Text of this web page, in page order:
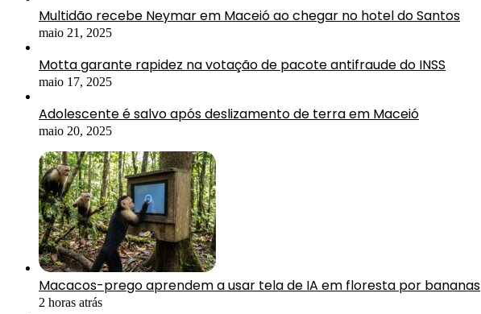
Multidão recebe Neymar em Maceió ao chegar no hotel do Santos
maio 21, 2025
Motta garante rapidez na votação de pacote antifraude do INSS
maio 17, 2025
Adolescente é salvo após deslizamento de terra em Maceió
maio 20, 2025
Macacos-prego aprendem a usar tela de IA em floresta por bananas
2 horas atrás